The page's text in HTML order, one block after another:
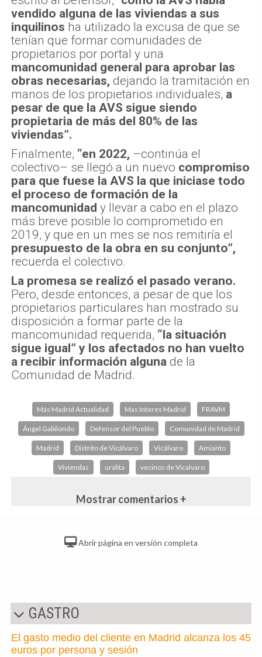
vendido alguna de las viviendas a sus
inquilinos ha utilizado la excusa de que se
tenían que formar comunidades de
propietarios por portal y una
mancomunidad general para aprobar las
obras necesarias, dejando la tramitación en
manos de los propietarios individuales, a
pesar de que la AVS sigue siendo
propietaria de más del 80% de las
viviendas”.
Finalmente, “en 2022, –continúa el
colectivo– se llegó a un nuevo compromiso
para que fuese la AVS la que iniciase todo
el proceso de formación de la
mancomunidad y llevar a cabo en el plazo
más breve posible lo comprometido en
2019, y que en un mes se nos remitiría el
presupuesto de la obra en su conjunto”,
recuerda el colectivo.
La promesa se realizó el pasado verano.
Pero, desde entonces, a pesar de que los
propietarios particulares han mostrado su
disposición a formar parte de la
mancomunidad requerida, “la situación
sigue igual” y los afectados no han vuelto
a recibir información alguna de la
Comunidad de Madrid.
Más Madrid Actualidad Mas Interes Madrid FRAVM
Ángel Gabilondo Defensor del Pueblo Comunidad de Madrid
Madrid Distrito de Vicálvaro Vicálvaro Amianto
Viviendas uralita vecinos de Vicalvaro
Mostrar comentarios +
Abrir página en versión completa
GASTRO
El gasto medio del cliente en Madrid alcanza los 45
euros por persona y sesión